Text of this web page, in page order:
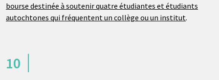
bourse destinée à soutenir quatre étudiantes et étudiants
autochtones qui fréquentent un collège ou un institut.
10